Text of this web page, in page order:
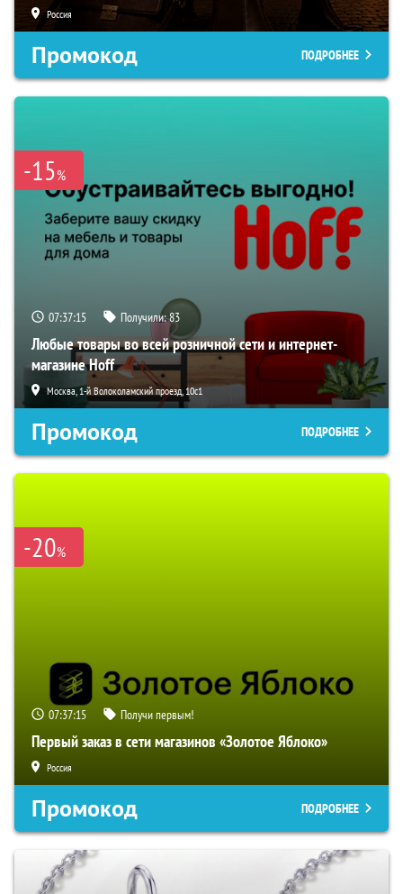
Россия
Промокод ПОДРОБНЕЕ
-15%
07:37:14 Получили:83
Любые товары во всей розничной сети и интернет-
магазине Hoff
Москва, 1-й Волоколамский проезд, 10с1
Промокод ПОДРОБНЕЕ
-20%
07:37:14 Получи первым!
Первый заказ в сети магазинов «Золотое Яблоко»
Россия
Промокод ПОДРОБНЕЕ